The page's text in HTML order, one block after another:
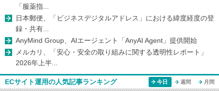
「服薬指...
日本郵便、「ビジネスデジタルアドレス」における緯度経度の登
録・共有...
AnyMind Group、AIエージェント「AnyAI Agent」提供開始
メルカリ、「安心・安全の取り組みに関する透明性レポート」
2026年上半...
ECサイト運用の人気記事ランキング 今日 週間 月間